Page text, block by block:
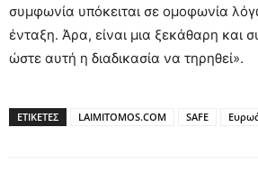
συμφωνία υπόκειται σε ομοφωνία
ένταξη. Άρα, είναι μια ξεκάθαρη και
ώστε αυτή η διαδικασία να τηρηθεί».
ΕΤΙΚΕΤΕΣ LAIMITOMOS.COM SAFE